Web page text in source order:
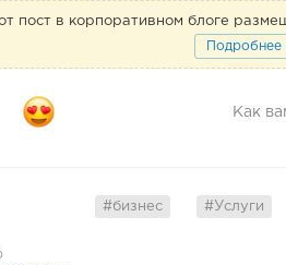
пост в корпоративном блоге
Как
#бизнес #Услуги